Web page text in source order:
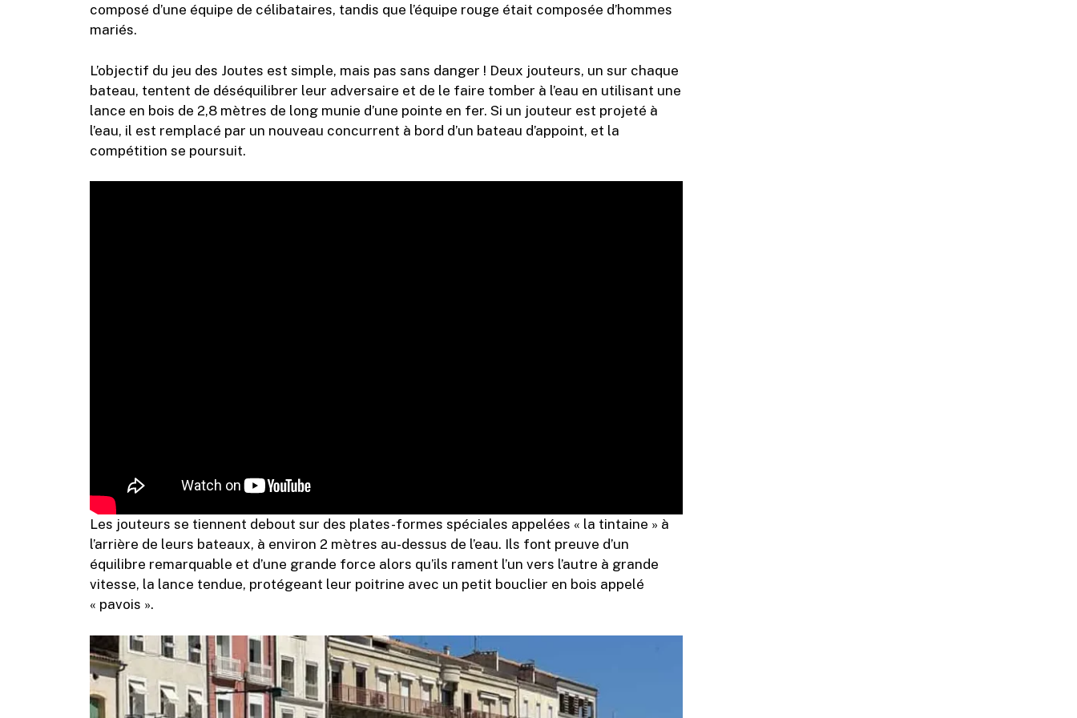
composé d’une équipe de célibataires, tandis que l’équipe rouge était composée d’hommes
mariés.
L’objectif du jeu des Joutes est simple, mais pas sans danger ! Deux jouteurs, un sur chaque
bateau, tentent de déséquilibrer leur adversaire et de le faire tomber à l’eau en utilisant une
lance en bois de 2,8 mètres de long munie d’une pointe en fer. Si un jouteur est projeté à
l’eau, il est remplacé par un nouveau concurrent à bord d’un bateau d’appoint, et la
compétition se poursuit.
Les jouteurs se tiennent debout sur des plates-formes spéciales appelées « la tintaine » à
l’arrière de leurs bateaux, à environ 2 mètres au-dessus de l’eau. Ils font preuve d’un
équilibre remarquable et d’une grande force alors qu’ils rament l’un vers l’autre à grande
vitesse, la lance tendue, protégeant leur poitrine avec un petit bouclier en bois appelé
« pavois ».